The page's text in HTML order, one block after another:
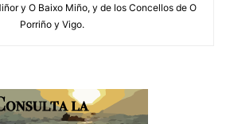
y O Baixo Miño, y de los Concellos de O
Porriño y Vigo.